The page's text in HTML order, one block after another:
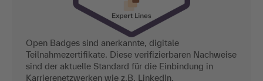
Open Badges sind anerkannte, digitale
Teilnahmezertifikate. Diese verifizierbaren Nachweise
sind der aktuelle Standard für die Einbindung in
Karrierenetzwerken wie z.B. LinkedIn.